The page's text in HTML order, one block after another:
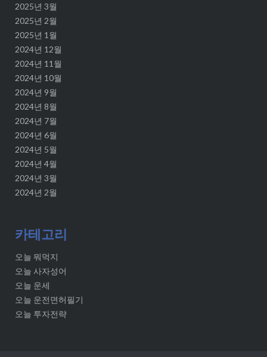
2025년 3월
2025년 2월
2025년 1월
2024년 12월
2024년 11월
2024년 10월
2024년 9월
2024년 8월
2024년 7월
2024년 6월
2024년 5월
2024년 4월
2024년 3월
2024년 2월
카테고리
오늘 뭐먹지
오늘 사자성어
오늘 운세
오늘 운전면허필기
오늘 투자전략